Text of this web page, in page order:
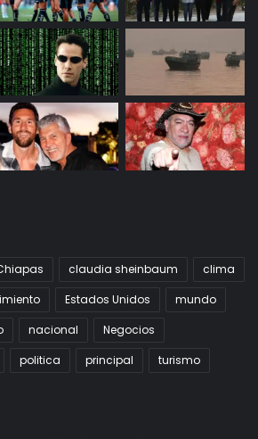
claudia sheinbaum
clima
Estados Unidos
mundo
nacional
Negocios
politica principal
turismo